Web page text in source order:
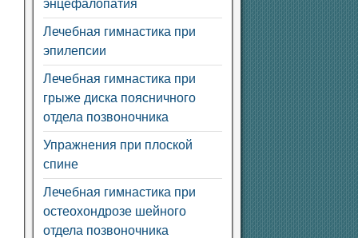
энцефалопатия
Лечебная гимнастика при
эпилепсии
Лечебная гимнастика при
грыже диска поясничного
отдела позвоночника
Упражнения при плоской
спине
Лечебная гимнастика при
остеохондрозе шейного
отдела позвоночника